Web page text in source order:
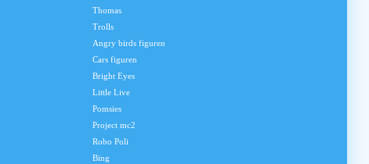
Thomas
Trolls
Angry birds figuren
Cars figuren
Bright Eyes
Little Live
Pomsies
Project mc2
Robo Poli
Bing